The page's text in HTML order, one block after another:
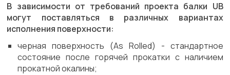
В зависимости от требований проекта балки UB
могут поставляться в различных вариантах
исполнения поверхности:
черная поверхность (As Rolled) - стандартное
состояние после горячей прокатки с наличием
прокатной окалины;